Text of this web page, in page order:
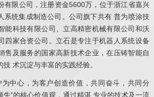
限公司，注册资金5600万，位于浙江省嘉兴
系统集成制造公司。公司旗下共有 普为喷涂技
能科技有限公司、立高精密机械有限公司和沃
四家合资公司。立石是专注于机器人系统设备
售及服务的国家高新技术企业，在压铸智能自
术沉淀与丰富的实践经验。
中心，为客户创造价值，共同奋斗，共同分
先”的核心价值观，通过精湛 专业的技术及一流